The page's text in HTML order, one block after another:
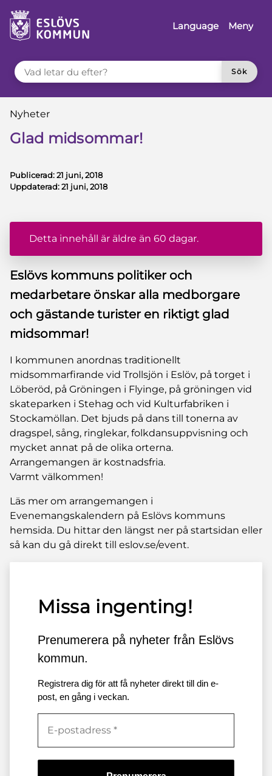
till innehåll
Language
Meny
VAD LETAR DU EFTER?
Sök
Du är här:
Nyheter
Glad midsommar!
Publicerad:21 juni, 2018
Uppdaterad:21 juni, 2018
Detta innehåll är äldre än 60 dagar.
Eslövs kommuns politiker och
medarbetare önskar alla medborgare
och gästande turister en riktigt glad
midsommar!
I kommunen anordnas traditionellt
midsommarfirande vid Trollsjön i Eslöv, på torget i
Löberöd, på Gröningen i Flyinge, på gröningen vid
skateparken i Stehag och vid Kulturfabriken i
Stockamöllan. Det bjuds på dans till tonerna av
dragspel, sång, ringlekar, folkdansuppvisning och
mycket annat på de olika orterna.
Arrangemangen är kostnadsfria.
Varmt välkommen!
Läs mer om arrangemangen i
Evenemangskalendern på Eslövs kommuns
hemsida. Du hittar den längst ner på startsidan eller
så kan du gå direkt till eslov.se/event.
Missa ingenting!
Prenumerera på nyheter från Eslövs
kommun.
Registrera dig för att få nyheter direkt till din e-
post, en gång i veckan.